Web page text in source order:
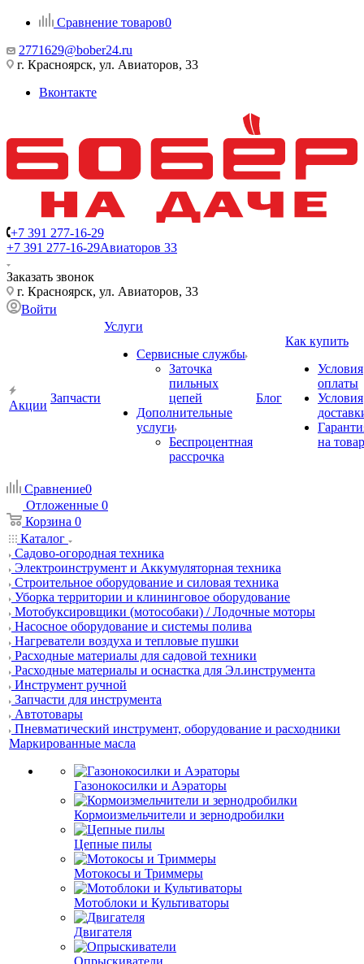
Сравнение товаров0
2771629@bober24.ru
г. Красноярск, ул. Авиаторов, 33
Вконтакте
+7 391 277-16-29
+7 391 277-16-29Авиаторов 33
Заказать звонок
г. Красноярск, ул. Авиаторов, 33
Войти
Акции
Запчасти
Услуги
Сервисные службы
Заточка
пильных
цепей
Дополнительные
услуги
Беспроцентная
рассрочка
Блог
Как купить
Условия
оплаты
Условия
на товар
Сравнение0
Отложенные 0
Корзина 0
Каталог
Садово-огородная техника
Электроинструмент и Аккумуляторная техника
Строительное оборудование и силовая техника
Уборка территории и клининговое оборудование
Мотобуксировщики (мотособаки) / Лодочные моторы
Насосное оборудование и системы полива
Нагреватели воздуха и тепловые пушки
Расходные материалы для садовой техники
Расходные материалы и оснастка для Эл.инструмента
Инструмент ручной
Запчасти для инструмента
Автотовары
Пневматический инструмент, оборудование и расходники
Маркированные масла
Газонокосилки и Аэраторы
Кормоизмельчители и зернодробилки
Цепные пилы
Мотокосы и Триммеры
Мотоблоки и Культиваторы
Двигателя
Опрыскиватели